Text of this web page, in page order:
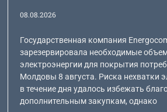
08.08.2026
Государственная компания
зарезервировала необходимые
электроэнергии для покрытия
Молдовы 8 августа. Риска нехватки
в течение дня удалось избежать
дополнительным закупкам, однако